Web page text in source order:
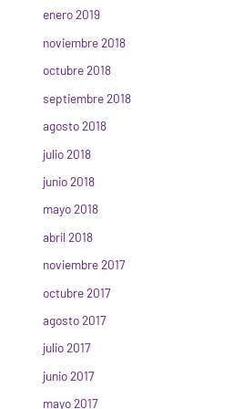
enero 2019
noviembre 2018
octubre 2018
septiembre 2018
agosto 2018
julio 2018
junio 2018
mayo 2018
abril 2018
noviembre 2017
octubre 2017
agosto 2017
julio 2017
junio 2017
mayo 2017